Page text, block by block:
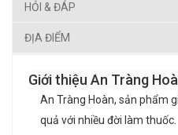
HỎI & ĐÁP
ĐỊA ĐIỂM
Giới thiệu An Tràng
An Tràng Hoàn, sản phẩm
quả với nhiều đời làm thuốc.